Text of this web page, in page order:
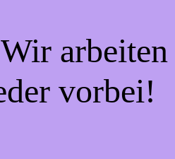
arbeiten
vorbei!